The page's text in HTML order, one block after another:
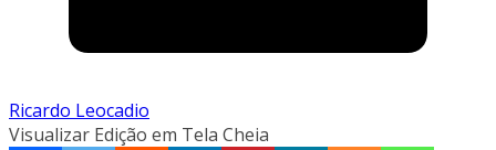
Ricardo Leocadio
Visualizar Edição em Tela Cheia